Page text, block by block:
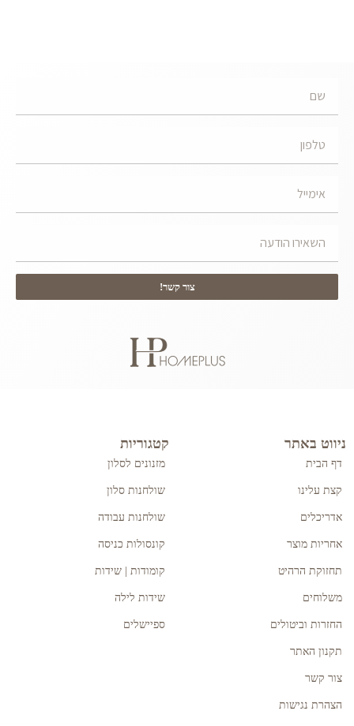
צור קשר!
ניווט באתר
דף הבית
קצת עלינו
אדריכלים
אחריות מוצר
תחזוקת הרהיט
משלוחים
החזרות וביטולים
תקנון האתר
צור קשר
הצהרת נגישות
קטגוריות
מזנונים לסלון
שולחנות סלון
שולחנות עבודה
קונסולות כניסה
קומודות | שידות
שידות לילה
ספיישלים